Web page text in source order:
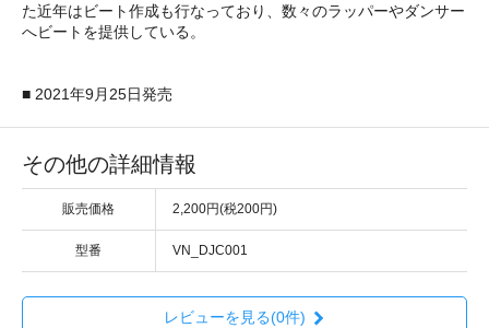
た近年はビート作成も行なっており、数々のラッパーやダンサー
へビートを提供している。
■ 2021年9月25日発売
その他の詳細情報
販売価格 2,200円(税200円)
型番 VN_DJC001
レビューを見る(0件)